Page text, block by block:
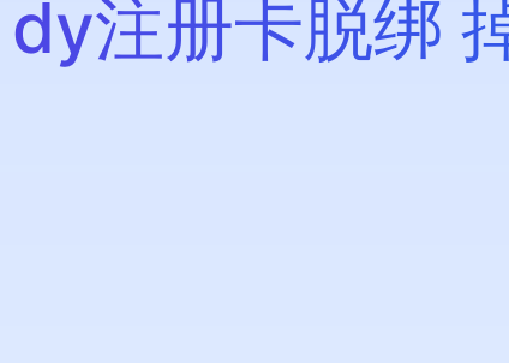
dy注册卡脱绑